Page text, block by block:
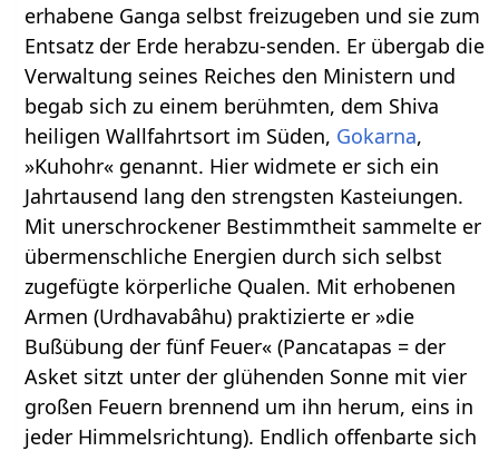
erhabene Ganga selbst freizugeben und sie zum
Entsatz der Erde herabzu-senden. Er übergab die
Verwaltung seines Reiches den Ministern und
begab sich zu einem berühmten, dem Shiva
heiligen Wallfahrtsort im Süden, Gokarna,
»Kuhohr« genannt. Hier widmete er sich ein
Jahrtausend lang den strengsten Kasteiungen.
Mit unerschrockener Bestimmtheit sammelte er
übermenschliche Energien durch sich selbst
zugefügte körperliche Qualen. Mit erhobenen
Armen (Urdhavabâhu) praktizierte er »die
Bußübung der fünf Feuer« (Pancatapas = der
Asket sitzt unter der glühenden Sonne mit vier
großen Feuern brennend um ihn herum, eins in
jeder Himmelsrichtung). Endlich offenbarte sich